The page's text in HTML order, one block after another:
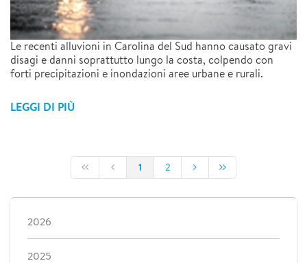
Le recenti alluvioni in Carolina del Sud hanno causato gravi
disagi e danni soprattutto lungo la costa, colpendo con
forti precipitazioni e inondazioni aree urbane e rurali.
LEGGI DI PIÙ
1 2
2026
2025